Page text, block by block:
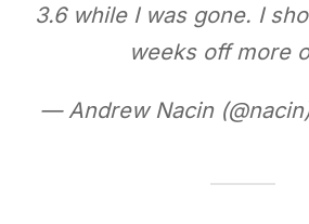
3.6 while I was gone. I
weeks off more
— Andrew Nacin